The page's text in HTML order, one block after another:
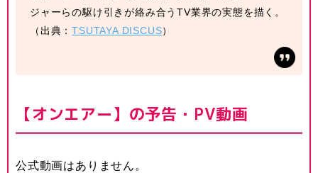
ジャーらの駆け引きが絡み合うTV業界の実態を描く。
（出典：TSUTAYA DISCUS）
【オンエアー】の予告・PV動画
公式動画はありません。